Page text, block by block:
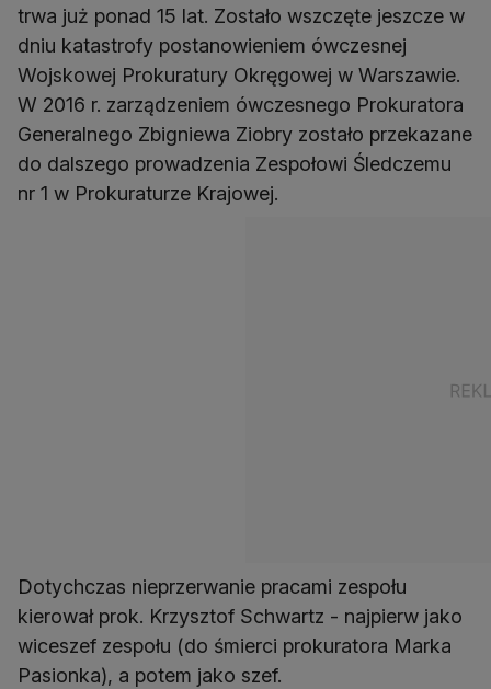
trwa już ponad 15 lat. Zostało wszczęte jeszcze w
dniu katastrofy postanowieniem ówczesnej
Wojskowej Prokuratury Okręgowej w Warszawie.
W 2016 r. zarządzeniem ówczesnego Prokuratora
Generalnego Zbigniewa Ziobry zostało przekazane
do dalszego prowadzenia Zespołowi Śledczemu
nr 1 w Prokuraturze Krajowej.
Dotychczas nieprzerwanie pracami zespołu
kierował prok. Krzysztof Schwartz - najpierw jako
wiceszef zespołu (do śmierci prokuratora Marka
Pasionka), a potem jako szef.